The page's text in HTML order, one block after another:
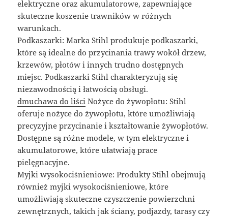
elektryczne oraz akumulatorowe, zapewniające
skuteczne koszenie trawników w różnych
warunkach.
Podkaszarki: Marka Stihl produkuje podkaszarki,
które są idealne do przycinania trawy wokół drzew,
krzewów, płotów i innych trudno dostępnych
miejsc. Podkaszarki Stihl charakteryzują się
niezawodnością i łatwością obsługi.
dmuchawa do liści Nożyce do żywopłotu: Stihl
oferuje nożyce do żywopłotu, które umożliwiają
precyzyjne przycinanie i kształtowanie żywopłotów.
Dostępne są różne modele, w tym elektryczne i
akumulatorowe, które ułatwiają prace
pielęgnacyjne.
Myjki wysokociśnieniowe: Produkty Stihl obejmują
również myjki wysokociśnieniowe, które
umożliwiają skuteczne czyszczenie powierzchni
zewnętrznych, takich jak ściany, podjazdy, tarasy czy